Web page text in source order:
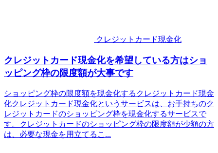
クレジットカード現金化
クレジットカード現金化を希望している方はショ
ッピング枠の限度額が大事です
ショッピング枠の限度額を現金化するクレジットカード現金
化クレジットカード現金化というサービスは、お手持ちのク
レジットカードのショッピング枠を現金化するサービスで
す。クレジットカードのショッピング枠の限度額が少額の方
は、必要な現金を用立てるこ...